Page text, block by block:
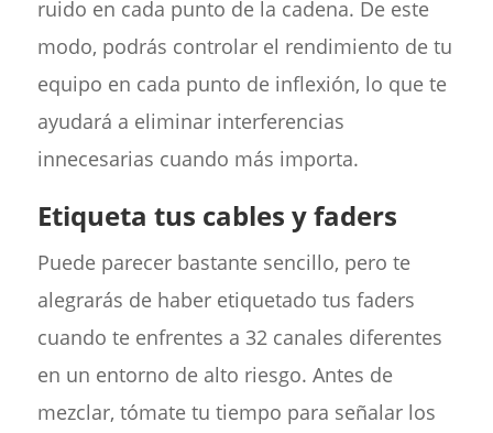
ruido en cada punto de la cadena. De este
modo, podrás controlar el rendimiento de tu
equipo en cada punto de inflexión, lo que te
ayudará a eliminar interferencias
innecesarias cuando más importa.
Etiqueta tus cables y faders
Puede parecer bastante sencillo, pero te
alegrarás de haber etiquetado tus faders
cuando te enfrentes a 32 canales diferentes
en un entorno de alto riesgo. Antes de
mezclar, tómate tu tiempo para señalar los